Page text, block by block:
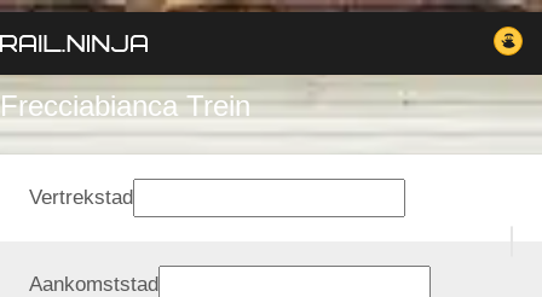
Frecciabianca Trein
Vertrekstad
Aankomststad